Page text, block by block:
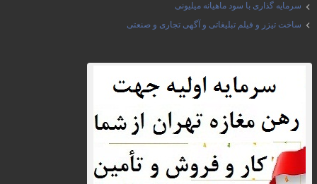
سرمایه گذاری با سود ماهیانه میلیونی
ساخت تیزر و فیلم تبلیغاتی و آگهی تجاری و صنعتی